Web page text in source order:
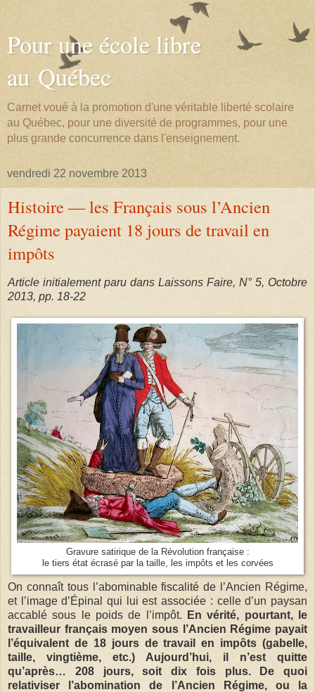
Pour une école libre
au Québec
Carnet voué à la promotion d'une véritable liberté scolaire
au Québec, pour une diversité de programmes, pour une
plus grande concurrence dans l'enseignement.
vendredi 22 novembre 2013
Histoire — les Français sous l’Ancien
Régime payaient 18 jours de travail en
impôts
Article initialement paru dans Laissons Faire, N° 5, Octobre
2013, pp. 18-22
Gravure satirique de la Révolution française :
le tiers état écrasé par la taille, les impôts et les corvées
On connaît tous l’abominable fiscalité de l’Ancien Régime,
et l’image d’Épinal qui lui est associée : celle d’un paysan
accablé sous le poids de l’impôt. En vérité, pourtant, le
travailleur français moyen sous l’Ancien Régime payait
l’équivalent de 18 jours de travail en impôts (gabelle,
taille, vingtième, etc.) Aujourd’hui, il n’est quitte
qu’après… 208 jours, soit dix fois plus. De quoi
relativiser l’abomination de l’Ancien Régime, ou la